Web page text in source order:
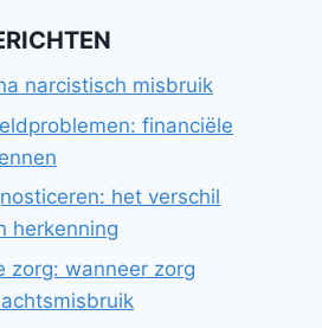
narcistisch misbruik
financiële
het verschil
herkenning
zorg: wanneer zorg